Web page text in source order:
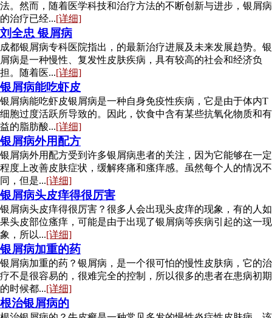
法。然而，随着医学科技和治疗方法的不断创新与进步，银屑病
的治疗已经...[详细]
刘全忠 银屑病
成都银屑病专科医院指出，的最新治疗进展及未来发展趋势。银
屑病是一种慢性、复发性皮肤疾病，具有较高的社会和经济负
担。随着医...[详细]
银屑病能吃虾皮
银屑病能吃虾皮银屑病是一种自身免疫性疾病，它是由于体内T
细胞过度活跃所导致的。因此，饮食中含有某些抗氧化物质和有
益的脂肪酸...[详细]
银屑病外用配方
银屑病外用配方受到许多银屑病患者的关注，因为它能够在一定
程度上改善皮肤症状，缓解疼痛和瘙痒感。虽然每个人的情况不
同，但是...[详细]
银屑病头皮痒得很厉害
银屑病头皮痒得很厉害？很多人会出现头皮痒的现象，有的人如
果头皮部位瘙痒，可能是由于出现了银屑病等疾病引起的这一现
象，所以...[详细]
银屑病加重的药
银屑病加重的药？银屑病，是一个很可怕的慢性皮肤病，它的治
疗不是很容易的，很难完全的控制，所以很多的患者在患病初期
的时候都...[详细]
根治银屑病的